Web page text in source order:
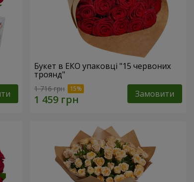
Букет в ЕКО упаковці "15 червоних
троянд"
1 716 грн Замовити